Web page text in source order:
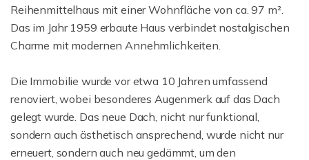
Reihenmittelhaus mit einer Wohnfläche von ca. 97 m².
Das im Jahr 1959 erbaute Haus verbindet nostalgischen
Charme mit modernen Annehmlichkeiten.
Die Immobilie wurde vor etwa 10 Jahren umfassend
renoviert, wobei besonderes Augenmerk auf das Dach
gelegt wurde. Das neue Dach, nicht nur funktional,
sondern auch ästhetisch ansprechend, wurde nicht nur
erneuert, sondern auch neu gedämmt, um den